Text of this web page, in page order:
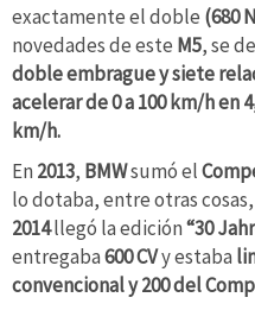
exactamente el doble (680
novedades de este M5, se
doble embrague y siete
acelerar de 0 a 100 km/h en
km/h.
En 2013, BMWsumó el
lo dotaba, entre otras
2014llegó la edición“30
entregaba600 CVy estaba
convencional y 200 del